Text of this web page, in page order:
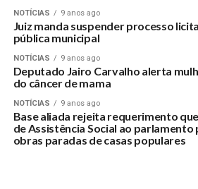
NOTÍCIAS 9 anos ago
Juiz manda suspender processo
pública municipal
NOTÍCIAS 9 anos ago
Deputado Jairo Carvalho alerta
do câncer de mama
NOTÍCIAS 9 anos ago
Base aliada rejeita requerimento
de Assistência Social ao
obras paradas de casas populares